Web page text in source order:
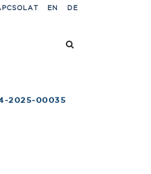
EN DE
2025-00035